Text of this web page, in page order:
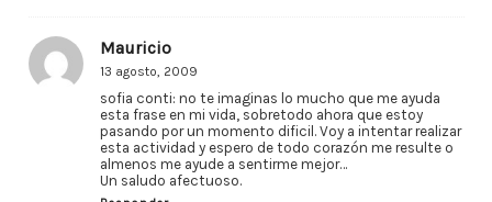
Mauricio
13 agosto, 2009
sofia conti: no te imaginas lo mucho que me ayuda
esta frase en mi vida, sobretodo ahora que estoy
pasando por un momento dificil. Voy a intentar realizar
esta actividad y espero de todo corazón me resulte o
almenos me ayude a sentirme mejor…
Un saludo afectuoso.